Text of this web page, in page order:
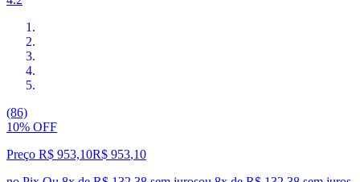
(86)
10% OFF
Preço R$ 953,10R$ 953,10